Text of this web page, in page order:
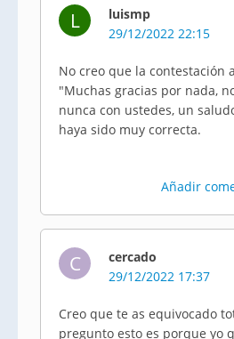
L
luismp
29/12/2022 22:15
No creo que la contestación
"Muchas gracias por nada,
nunca con ustedes, un
haya sido muy correcta.
Añadir
C
cercado
29/12/2022 17:37
Creo que te as equivocado
pregunto esto es porque yo